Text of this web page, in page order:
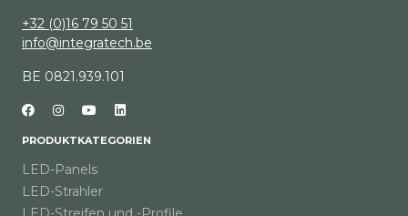
+32 (0)16 79 50 51
info@integratech.be
BE 0821.939.101
PRODUKTKATEGORIEN
LED-Panels
LED-Strahler